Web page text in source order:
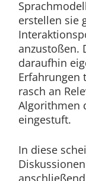
erstellen sie
anzustoßen.
daraufhin
Erfahrungen
rasch an
Algorithmen
eingestuft.
In diese